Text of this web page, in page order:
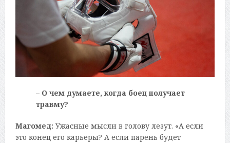
– О чем думаете, когда боец получает
травму?
Магомед: Ужасные мысли в голову лезут. «А если
это конец его карьеры? А если парень будет